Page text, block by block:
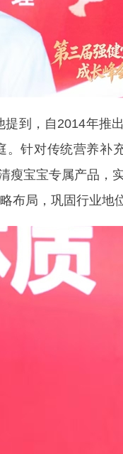
到，自2014年推出
针对传统营养补
瘦宝宝专属产品，
布局，巩固行业地位